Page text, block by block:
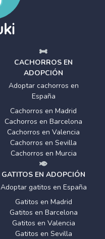
CACHORROS EN
ADOPCIÓN
Adoptar cachorros en
España
Cachorros en Madrid
Cachorros en Barcelona
Cachorros en Valencia
Cachorros en Sevilla
Cachorros en Murcia
GATITOS EN ADOPCIÓN
Adoptar gatitos en España
Gatitos en Madrid
Gatitos en Barcelona
Gatitos en Valencia
Gatitos en Sevilla